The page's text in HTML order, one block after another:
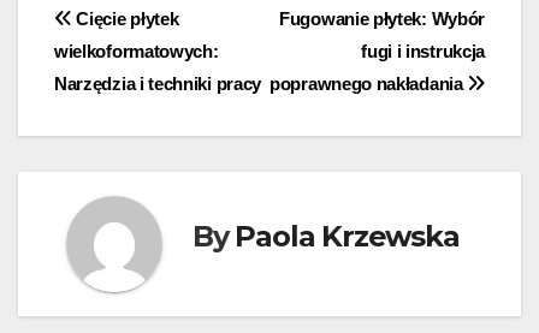
Nawigacja
wpisu
Fugowanie płytek: Wybór
fugi i instrukcja
poprawnego nakładania
Cięcie płytek
wielkoformatowych:
Narzędzia i techniki pracy
ByPaola Krzewska